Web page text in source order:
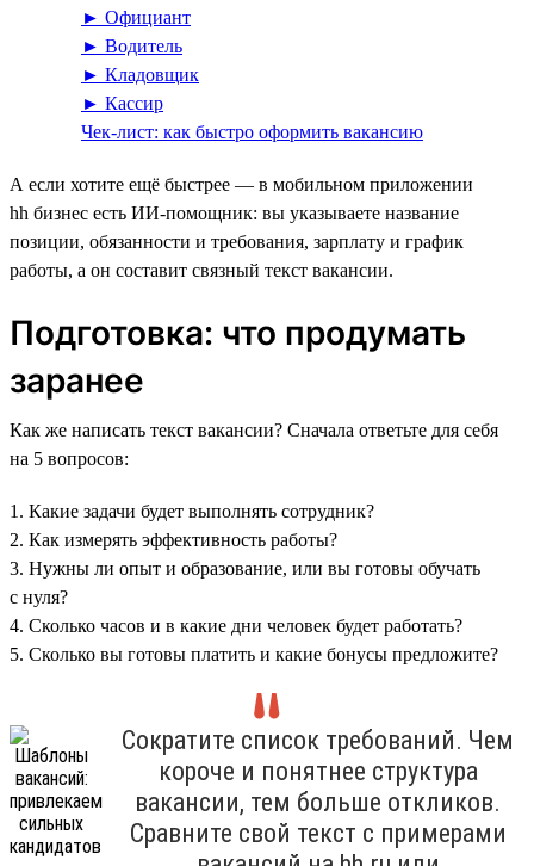
► Официант
► Водитель
► Кладовщик
► Кассир
Чек-лист: как быстро оформить вакансию
А если хотите ещё быстрее — в мобильном приложении
hh бизнес есть ИИ‑помощник: вы указываете название
позиции, обязанности и требования, зарплату и график
работы, а он составит связный текст вакансии.
Подготовка: что продумать
заранее
Как же написать текст вакансии? Сначала ответьте для себя
на 5 вопросов:
1. Какие задачи будет выполнять сотрудник?
2. Как измерять эффективность работы?
3. Нужны ли опыт и образование, или вы готовы обучать
с нуля?
4. Сколько часов и в какие дни человек будет работать?
5. Сколько вы готовы платить и какие бонусы предложите?
Сократите список требований. Чем
короче и понятнее структура
вакансии, тем больше откликов.
Сравните свой текст с примерами